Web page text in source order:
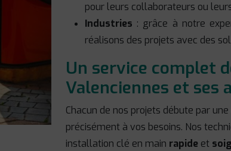
pour leurs collaborateurs ou
Industries : grâce à notre
réalisons des projets avec des
Un service complet
Valenciennes et ses
Chacun de nos projets débute par une
précisément à vos besoins. Nos
installation clé en main rapide et